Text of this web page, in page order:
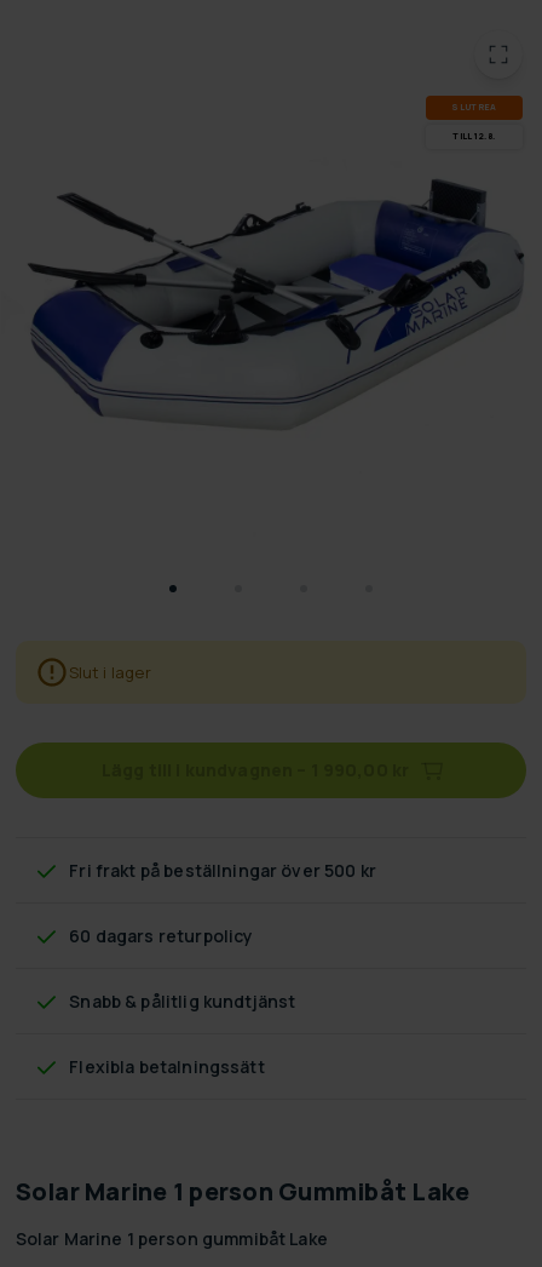
SLUT­REA
TILL 12.8.
Slut i lager
Fri frakt på beställningar över 500 kr
60 dagars returpolicy
Snabb & pålitlig kundtjänst
Flexibla betalningssätt
Solar Marine 1 person Gummibåt Lake
Solar Marine 1 person gummibåt Lake